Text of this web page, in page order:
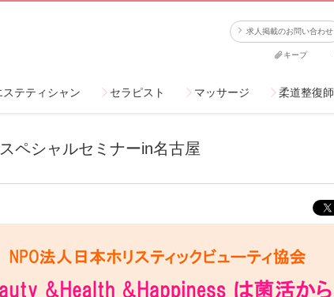
求人掲載のお問い合わせ
キープ
ステティシャン セラピスト マッサージ 柔道整復師
ペシャルセミナーin名古屋